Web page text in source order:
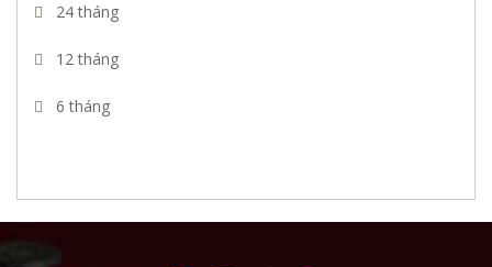
Pebco
REVERE
24 tháng
12 tháng
6 tháng